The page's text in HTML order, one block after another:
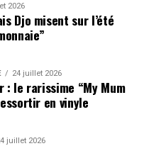
2026
Djo misent sur l’été
24 juillet 2026
: le rarissime “My Mum
en vinyle
juillet 2026